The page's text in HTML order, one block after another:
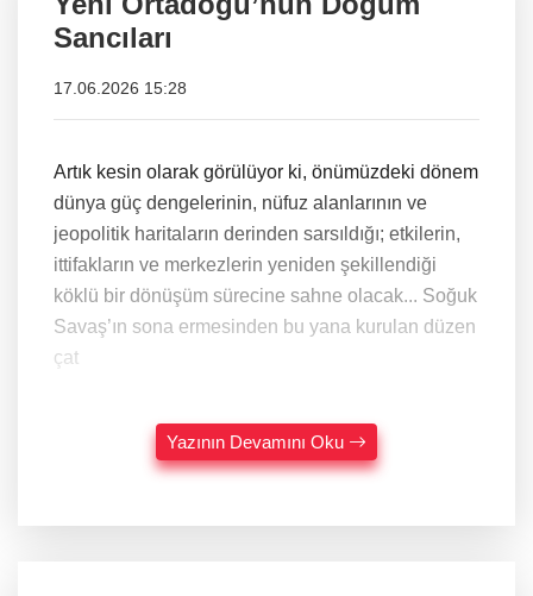
Sancıları
17.06.2026 15:28
Artık kesin olarak görülüyor ki, önümüzdeki dönem
dünya güç dengelerinin, nüfuz alanlarının ve
jeopolitik haritaların derinden sarsıldığı; etkilerin,
ittifakların ve merkezlerin yeniden şekillendiği
köklü bir dönüşüm sürecine sahne olacak... Soğuk
Savaş’ın sona ermesinden bu yana kurulan düzen
çat
Yazının Devamını Oku